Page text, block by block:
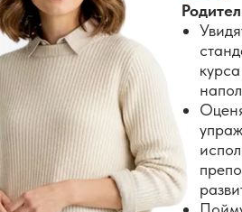
Резидент технопарка ГАУ
«ИТ-парк» | Технопарк «Идея»
Резидент Парка Сколково с 2023
Государственная
лицензия №Л035-01272-16/